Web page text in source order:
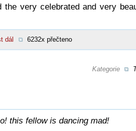
very celebrated and very
dál 6232x přečteno
Kategorie
this fellow is dancing mad!